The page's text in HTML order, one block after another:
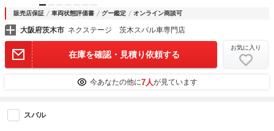
販売店保証 車両状態評価書 グー鑑定 オンライン商談可
大阪府茨木市 ネクステージ 茨木スバル車専門店
在庫を確認・見積り依頼する
お気に入り
今あなたの他に7人が見ています
スバル